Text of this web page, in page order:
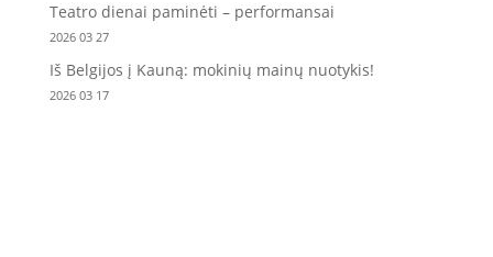
Teatro dienai paminėti – performansai
2026 03 27
Iš Belgijos į Kauną: mokinių mainų nuotykis!
2026 03 17